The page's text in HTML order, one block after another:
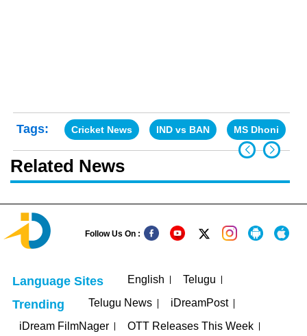
Tags: Cricket News IND vs BAN MS Dhoni
Related News
Follow Us On :
Language Sites English Telugu
Trending Telugu News
iDreamPost
iDream FilmNager
OTT Releases This Week